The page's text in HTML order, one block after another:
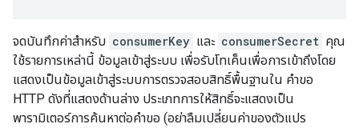
จดบันทึกค่าสำหรับ consumerKey และ consumerSecret คุณ
ใช้รายการเหล่านี้ ข้อมูลเข้าสู่ระบบ เพื่อรับโทเค็นเพื่อการเข้าถึงโดย
แสดงเป็นข้อมูลเข้าสู่ระบบการตรวจสอบสิทธิ์พื้นฐานใน คำขอ
HTTP ดังที่แสดงด้านล่าง ประเภทการให้สิทธิ์จะแสดงเป็น
พารามิเตอร์การค้นหาต่อคำขอ (อย่าลืมเปลี่ยนค่าของตัวแปร